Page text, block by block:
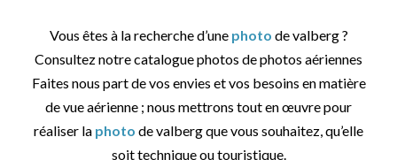
Vous êtes à la recherche d’une photo de valberg ?
Consultez notre catalogue photos de photos aériennes
Faites nous part de vos envies et vos besoins en matière
de vue aérienne ; nous mettrons tout en œuvre pour
réaliser la photo de valberg que vous souhaitez, qu’elle
soit technique ou touristique.